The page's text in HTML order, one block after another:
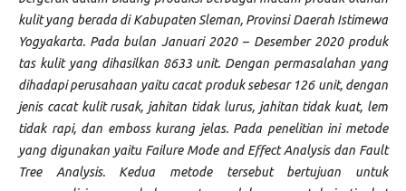
kulit yang berada di Kabupaten Sleman, Provinsi Daerah Istimewa
Yogyakarta. Pada bulan Januari 2020 – Desember 2020 produk
tas kulit yang dihasilkan 8633 unit. Dengan permasalahan yang
dihadapi perusahaan yaitu cacat produk sebesar 126 unit, dengan
jenis cacat kulit rusak, jahitan tidak lurus, jahitan tidak kuat, lem
tidak rapi, dan emboss kurang jelas. Pada penelitian ini metode
yang digunakan yaitu Failure Mode and Effect Analysis dan Fault
Tree Analysis. Kedua metode tersebut bertujuan untuk